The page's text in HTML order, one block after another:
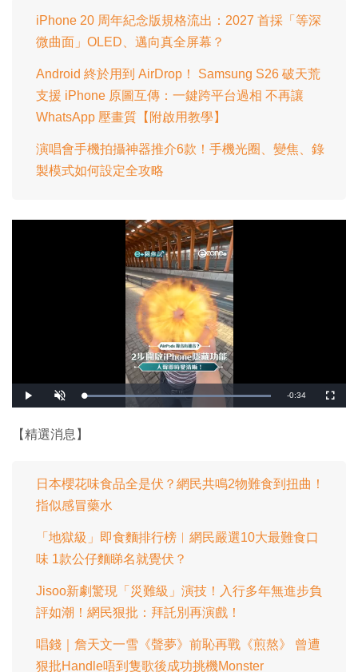
iPhone 20 周年紀念版規格流出：2027 首採「等深
微曲面」OLED、邁向真全屏幕？
Android 終於用到 AirDrop！ Samsung S26 破天荒
支援 iPhone 原圖互傳：一鍵跨平台過相 不再讓
WhatsApp 壓畫質【附啟用教學】
演唱會手機拍攝神器推介6款！手機光圈、變焦、錄
製模式如何設定全攻略
播
放
開
啟
載
入
0
%
剩
-0:34
全
螢
【精選消息】
日本櫻花味食品全是伏？網民共鳴2物難食到扭曲！
指似感冒藥水
「地獄級」即食麵排行榜︱網民嚴選10大最難食口
味 1款公仔麵睇名就覺伏？
Jisoo新劇驚現「災難級」演技！入行多年無進步負
評如潮！網民狠批：拜託別再演戲！
唱錢｜詹天文一雪《聲夢》前恥再戰《煎熬》 曾遭
狠批Handle唔到隻歌後成功挑機Monster